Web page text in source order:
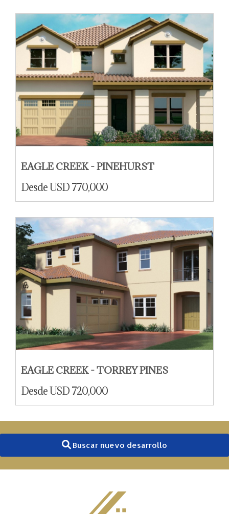
EAGLE CREEK - PINEHURST
Desde USD 770,000
EAGLE CREEK - TORREY PINES
Desde USD 720,000
Buscar nuevo desarrollo